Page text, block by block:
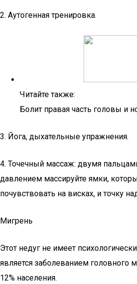
2. Аутогенная тренировка.
Читайте также:
Болит правая часть головы и
3. Йога, дыхательные упражнения.
4. Точечный массаж: двумя
давлением массируйте ямки,
почувствовать на висках, и точку
Мигрень
Этот недуг не имеет
является заболеванием
12% населения.